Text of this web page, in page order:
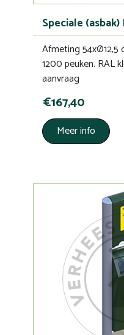
Speciale
Afmeting 54xØ12,5
1200 peuken. RAL
aanvraag
€167,40
Meer info